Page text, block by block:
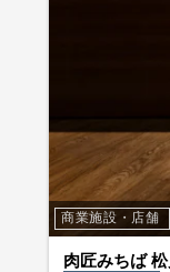
商業施設・店舗
肉匠みちば